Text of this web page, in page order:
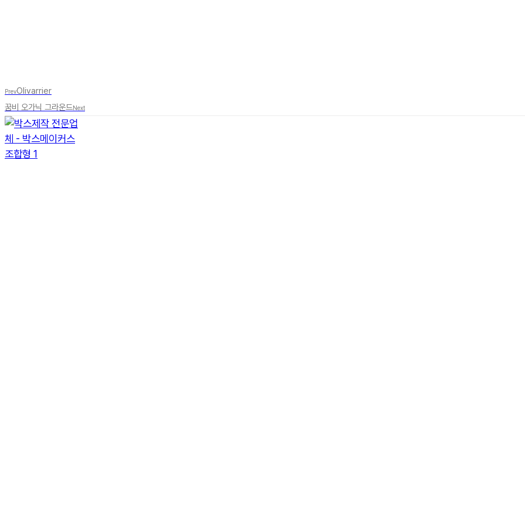
PrevOlivarrier
꿈비 오가닉 그라운드Next